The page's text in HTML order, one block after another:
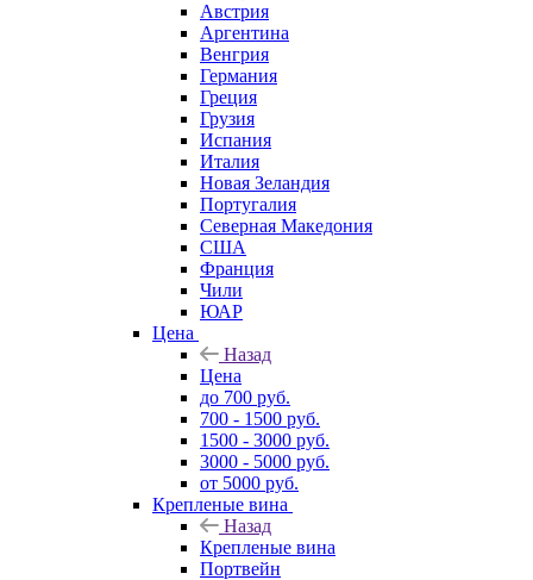
Австрия
Аргентина
Венгрия
Германия
Греция
Грузия
Испания
Италия
Новая Зеландия
Португалия
Северная Македония
США
Франция
Чили
ЮАР
Цена
Назад
Цена
до 700 руб.
700 - 1500 руб.
1500 - 3000 руб.
3000 - 5000 руб.
от 5000 руб.
Крепленые вина
Назад
Крепленые вина
Портвейн